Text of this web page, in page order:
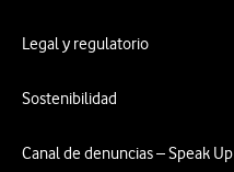
Legal y regulatorio
Sostenibilidad
Canal de denuncias – Speak Up